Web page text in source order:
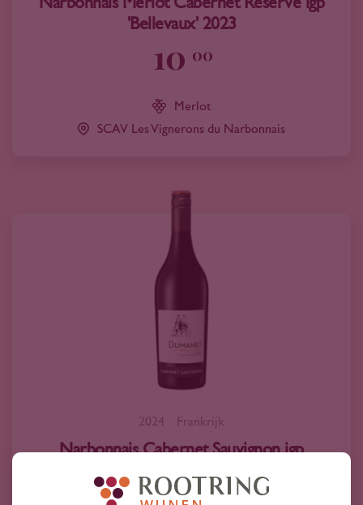
'Bellevaux' 2023
10 00
Merlot
SCAV Les Vignerons du Narbonnais
2024 Frankrijk
Narbonnais Cabernet Sauvignon igp
30